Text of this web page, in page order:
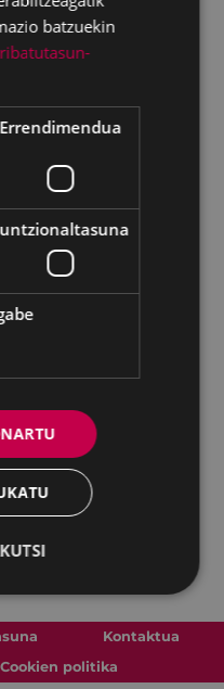
eta alukeriz hitz
datorren
luzatzen digute
hitz egiteko.
eta
Aniaiz
Kontaktua
Cookien politika
batzuekin
Errendimendua